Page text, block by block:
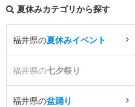
夏休みカテゴリから探す
福井県の夏休みイベント
福井県の七夕祭り
福井県の盆踊り